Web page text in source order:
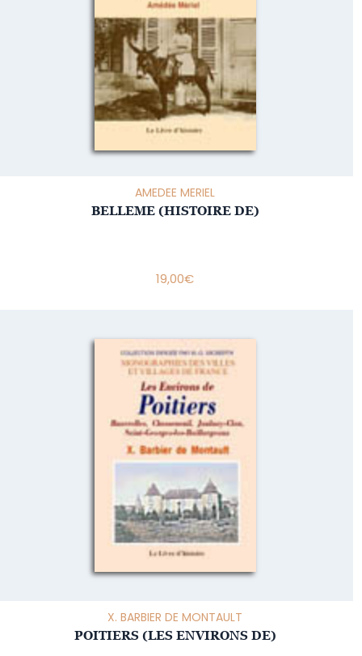
AMEDEE MERIEL
BELLEME (HISTOIRE DE)
19,00€
X. BARBIER DE MONTAULT
POITIERS (LES ENVIRONS DE)